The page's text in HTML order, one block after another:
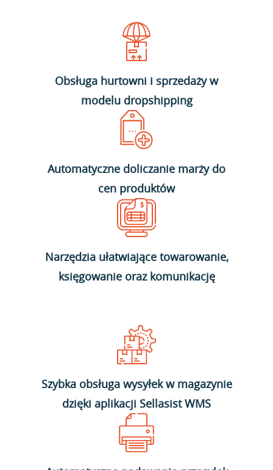
Obsługa hurtowni i sprzedaży w
modelu dropshipping
Automatyczne doliczanie marży do
cen produktów
Narzędzia ułatwiające towarowanie,
księgowanie oraz komunikację
Szybka obsługa wysyłek w magazynie
dzięki aplikacji Sellasist WMS